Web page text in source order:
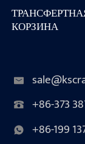
КОРЗИНА
+86-373
+86-199